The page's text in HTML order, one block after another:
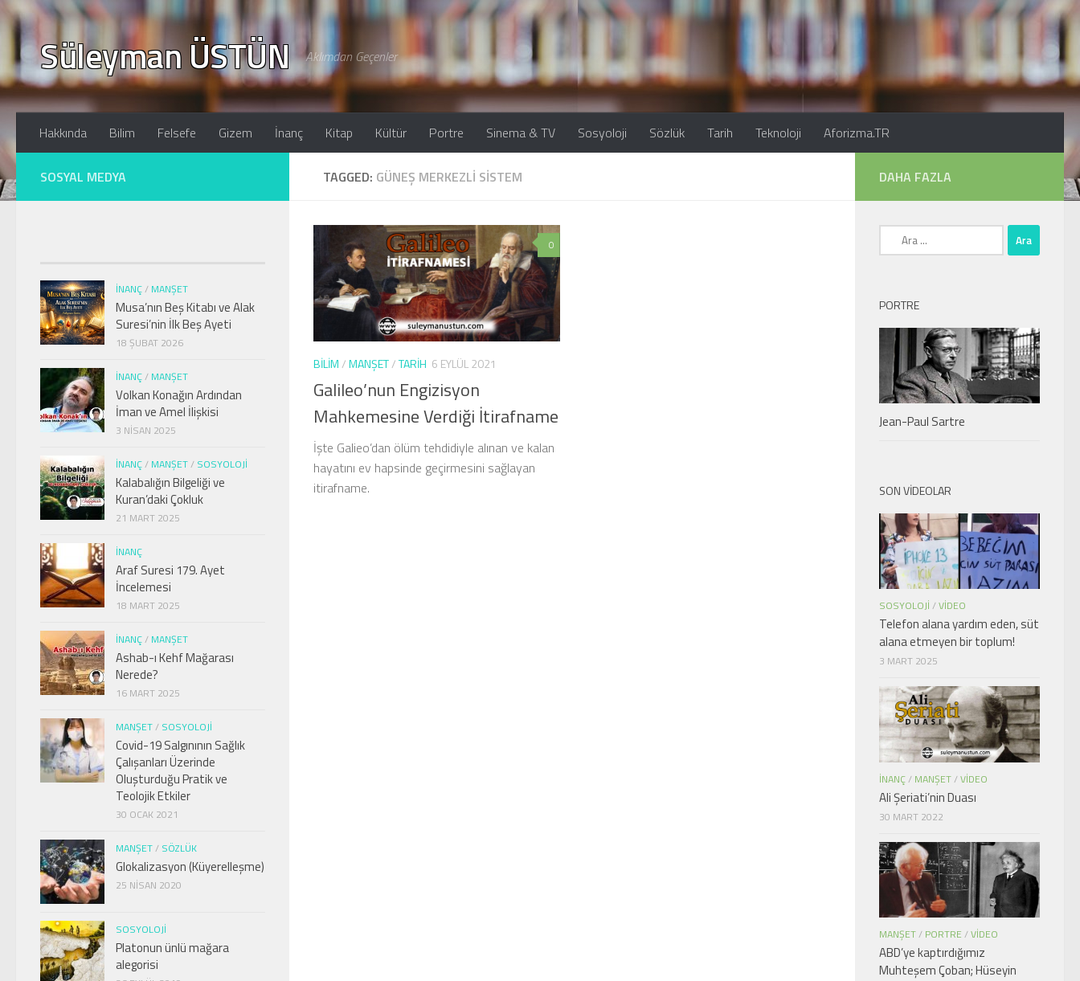
Skip to content
Süleyman ÜSTÜN Aklımdan Geçenler
Hakkında Bilim Felsefe Gizem İnanç Kitap Kültür Portre Sinema & TV Sosyoloji Sözlük Tarih Teknoloji Aforizma.TR
TAGGED: GÜNEŞ MERKEZLI SISTEM
0
BILIM/MANŞET/TARIH 6 EYLÜL 2021
Galileo’nun Engizisyon
Mahkemesine Verdiği İtirafname
İşte Galieo’dan ölüm tehdidiyle alınan ve kalan
hayatını ev hapsinde geçirmesini sağlayan
itirafname.
SOSYAL MEDYA
İNANÇ/ MANŞET
Musa’nın Beş Kitabı ve Alak
Suresi’nin İlk Beş Ayeti
18 ŞUBAT 2026
İNANÇ/ MANŞET
Volkan Konağın Ardından
İman ve Amel İlişkisi
3 NISAN 2025
İNANÇ/ MANŞET/ SOSYOLOJI
Kalabalığın Bilgeliği ve
Kuran’daki Çokluk
21 MART 2025
İNANÇ
Araf Suresi 179. Ayet
İncelemesi
18 MART 2025
İNANÇ/ MANŞET
Ashab-ı Kehf Mağarası
Nerede?
16 MART 2025
MANŞET/ SOSYOLOJI
Covid-19 Salgınının Sağlık
Çalışanları Üzerinde
Oluşturduğu Pratik ve
Teolojik Etkiler
30 OCAK 2021
MANŞET/ SÖZLÜK
Glokalizasyon (Küyerelleşme)
25 NISAN 2020
SOSYOLOJI
Platonun ünlü mağara
alegorisi
DAHA FAZLA
Arama:
PORTRE
Jean-Paul Sartre
SON VIDEOLAR
SOSYOLOJI /VIDEO
Telefon alana yardım eden, süt
alana etmeyen bir toplum!
3 MART 2025
İNANÇ/ MANŞET/VIDEO
Ali Şeriati’nin Duası
30 MART 2022
MANŞET/ PORTRE /VIDEO
ABD’ye kaptırdığımız
Muhteşem Çoban; Hüseyin